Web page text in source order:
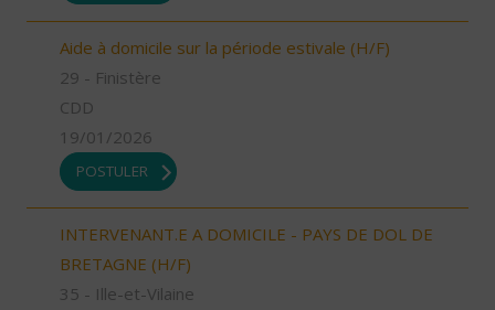
Aide à domicile sur la période estivale (H/F)
29 - Finistère
CDD
19/01/2026
POSTULER
INTERVENANT.E A DOMICILE - PAYS DE DOL DE
BRETAGNE (H/F)
35 - Ille-et-Vilaine